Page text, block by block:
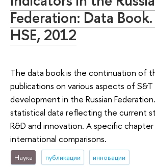
Federation: Data
HSE, 2012
The data book is the continuation of
publications on various aspects of
development in the Russian
statistical data reflecting the current
R&D and innovation. A specific
international comparisons.
Наука публикации инновации